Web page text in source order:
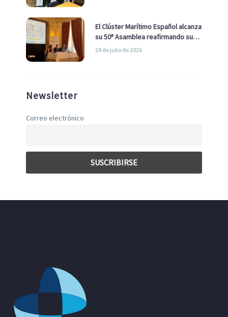
El Clúster Marítimo Español alcanza
su 50ª Asamblea reafirmando su
liderazgo en la Economía Azul
24 de julio de 2026
Newsletter
Correo electrónico